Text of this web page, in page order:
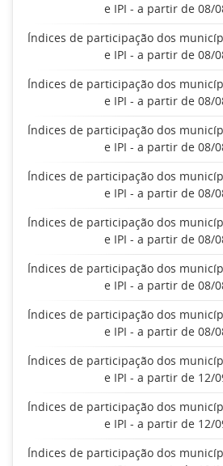
e IPI - a partir de 08/
Índices de participação dos
e IPI - a partir de 08/
Índices de participação dos
e IPI - a partir de 08/
Índices de participação dos
e IPI - a partir de 08/
Índices de participação dos
e IPI - a partir de 08/
Índices de participação dos
e IPI - a partir de 08/
Índices de participação dos
e IPI - a partir de 08/
Índices de participação dos
e IPI - a partir de 08/
Índices de participação dos
e IPI - a partir de 12/
Índices de participação dos
e IPI - a partir de 12/
Índices de participação dos